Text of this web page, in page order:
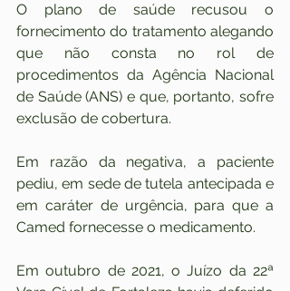
O plano de saúde recusou o
fornecimento do tratamento alegando
que não consta no rol de
procedimentos da Agência Nacional
de Saúde (ANS) e que, portanto, sofre
exclusão de cobertura.
Em razão da negativa, a paciente
pediu, em sede de tutela antecipada e
em caráter de urgência, para que a
Camed fornecesse o medicamento.
Em outubro de 2021, o Juízo da 22ª